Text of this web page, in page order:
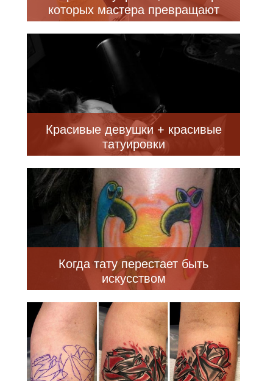
которых мастера превращают
недостатки кожи в произведения
искусства (24 фото)
Красивые девушки + красивые
татуировки
Когда тату перестает быть
искусством